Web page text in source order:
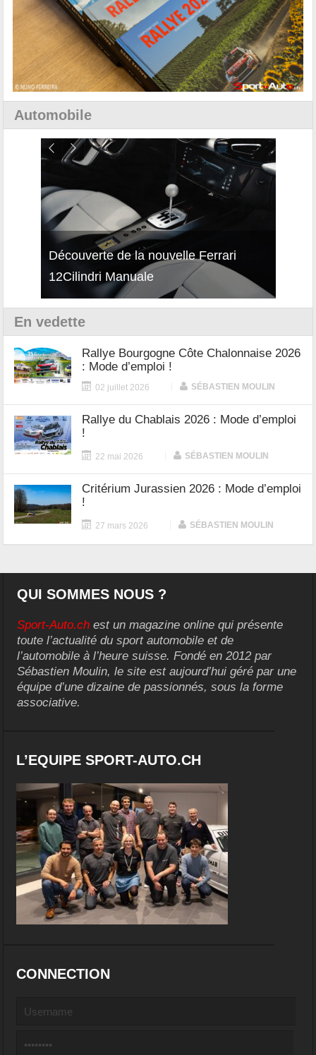
Automobile
Découverte de la nouvelle Ferrari
12Cilindri Manuale
En vedette
Rallye Bourgogne Côte Chalonnaise 2026
: Mode d’emploi !
02 juillet 2026 SÉBASTIEN MOULIN
Rallye du Chablais 2026 : Mode d’emploi
!
22 mai 2026 SÉBASTIEN MOULIN
Critérium Jurassien 2026 : Mode d’emploi
!
27 mars 2026 SÉBASTIEN MOULIN
QUI SOMMES NOUS ?
Sport-Auto.ch est un magazine online qui présente
toute l’actualité du sport automobile et de
l’automobile à l’heure suisse. Fondé en 2012 par
Sébastien Moulin, le site est aujourd’hui géré par une
équipe d’une dizaine de passionnés, sous la forme
associative.
L’EQUIPE SPORT-AUTO.CH
CONNECTION